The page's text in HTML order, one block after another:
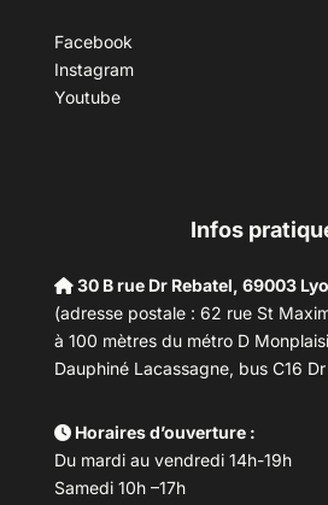
Facebook
Instagram
Youtube
Infos
30 B rue Dr Rebatel, 69003
(adresse postale : 62 rue St
à 100 mètres du métro D
Dauphiné Lacassagne, bus C16
Horaires d’ouverture :
Du mardi au vendredi 14h-19h
Samedi 10h –17h